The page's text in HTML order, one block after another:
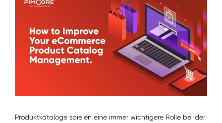
Produktkataloge spielen eine immer wichtigere Rolle bei der